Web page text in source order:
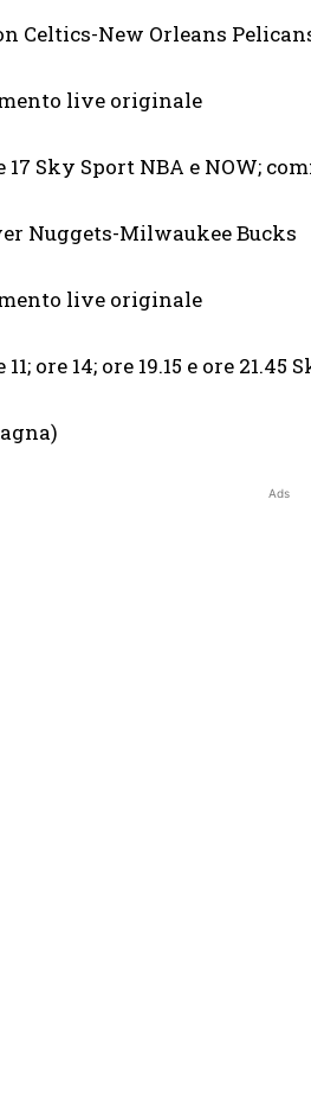
Celtics-New
originale
Sky Sport NBA e NOW;
originale
ore 14; ore 19.15 e ore
Ads